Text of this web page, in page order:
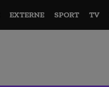
EXTERNE SPORT TV